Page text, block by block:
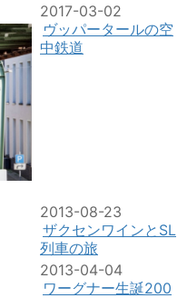
2017-03-02
ヴッパータールの空
中鉄道
2013-08-23
ザクセンワインとSL
列車の旅
2013-04-04
ワーグナー生誕200